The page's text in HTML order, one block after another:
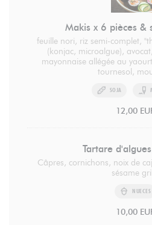
Makis x 6 pièces &
feuille nori, riz semi-complet,
(konjac, microalgue),
mayonnaise allégée au
tournesol,
SOJA
12,00
Tartare
Câpres, cornichons, noix de
sésame
NUECES
10,00